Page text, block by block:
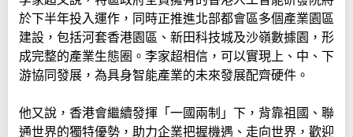
於下半年投入運作，同時正推進北部都會區多個產業園區
建設，包括河套香港園區、新田科技城及沙嶺數據園，形
成完整的產業生態圈。李家超相信，可以實現上、中、下
游協同發展，為具身智能產業的未來發展配齊硬件。
他又說，香港會繼續發揮「一國兩制」下，背靠祖國、聯
通世界的獨特優勢，助力企業把握機遇、走向世界，歡迎